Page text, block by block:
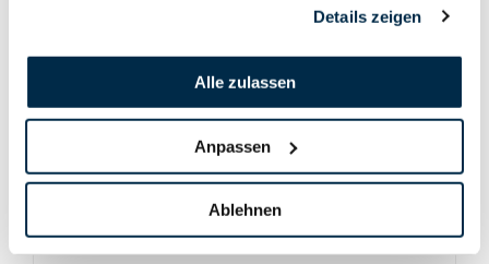
Details zeigen
Alle zulassen
Anpassen
Ablehnen